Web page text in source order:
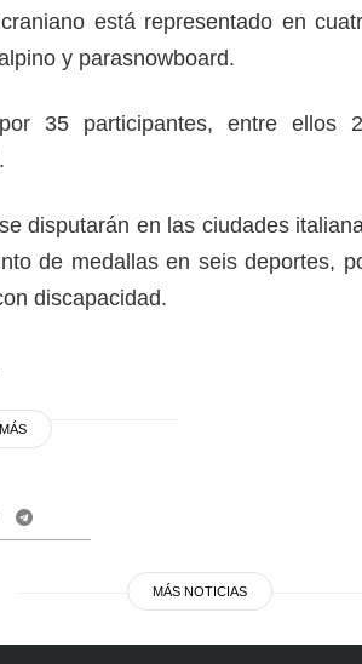
está representado en
y parasnowboard.
35 participantes, entre ellos
disputarán en las ciudades
de medallas en seis deportes,
discapacidad.
MÁS NOTICIAS